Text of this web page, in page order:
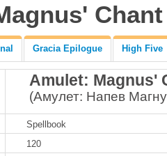
Gracia Epilogue High Five
Amulet: Magnus'
(Амулет: Напев
Spellbook
120